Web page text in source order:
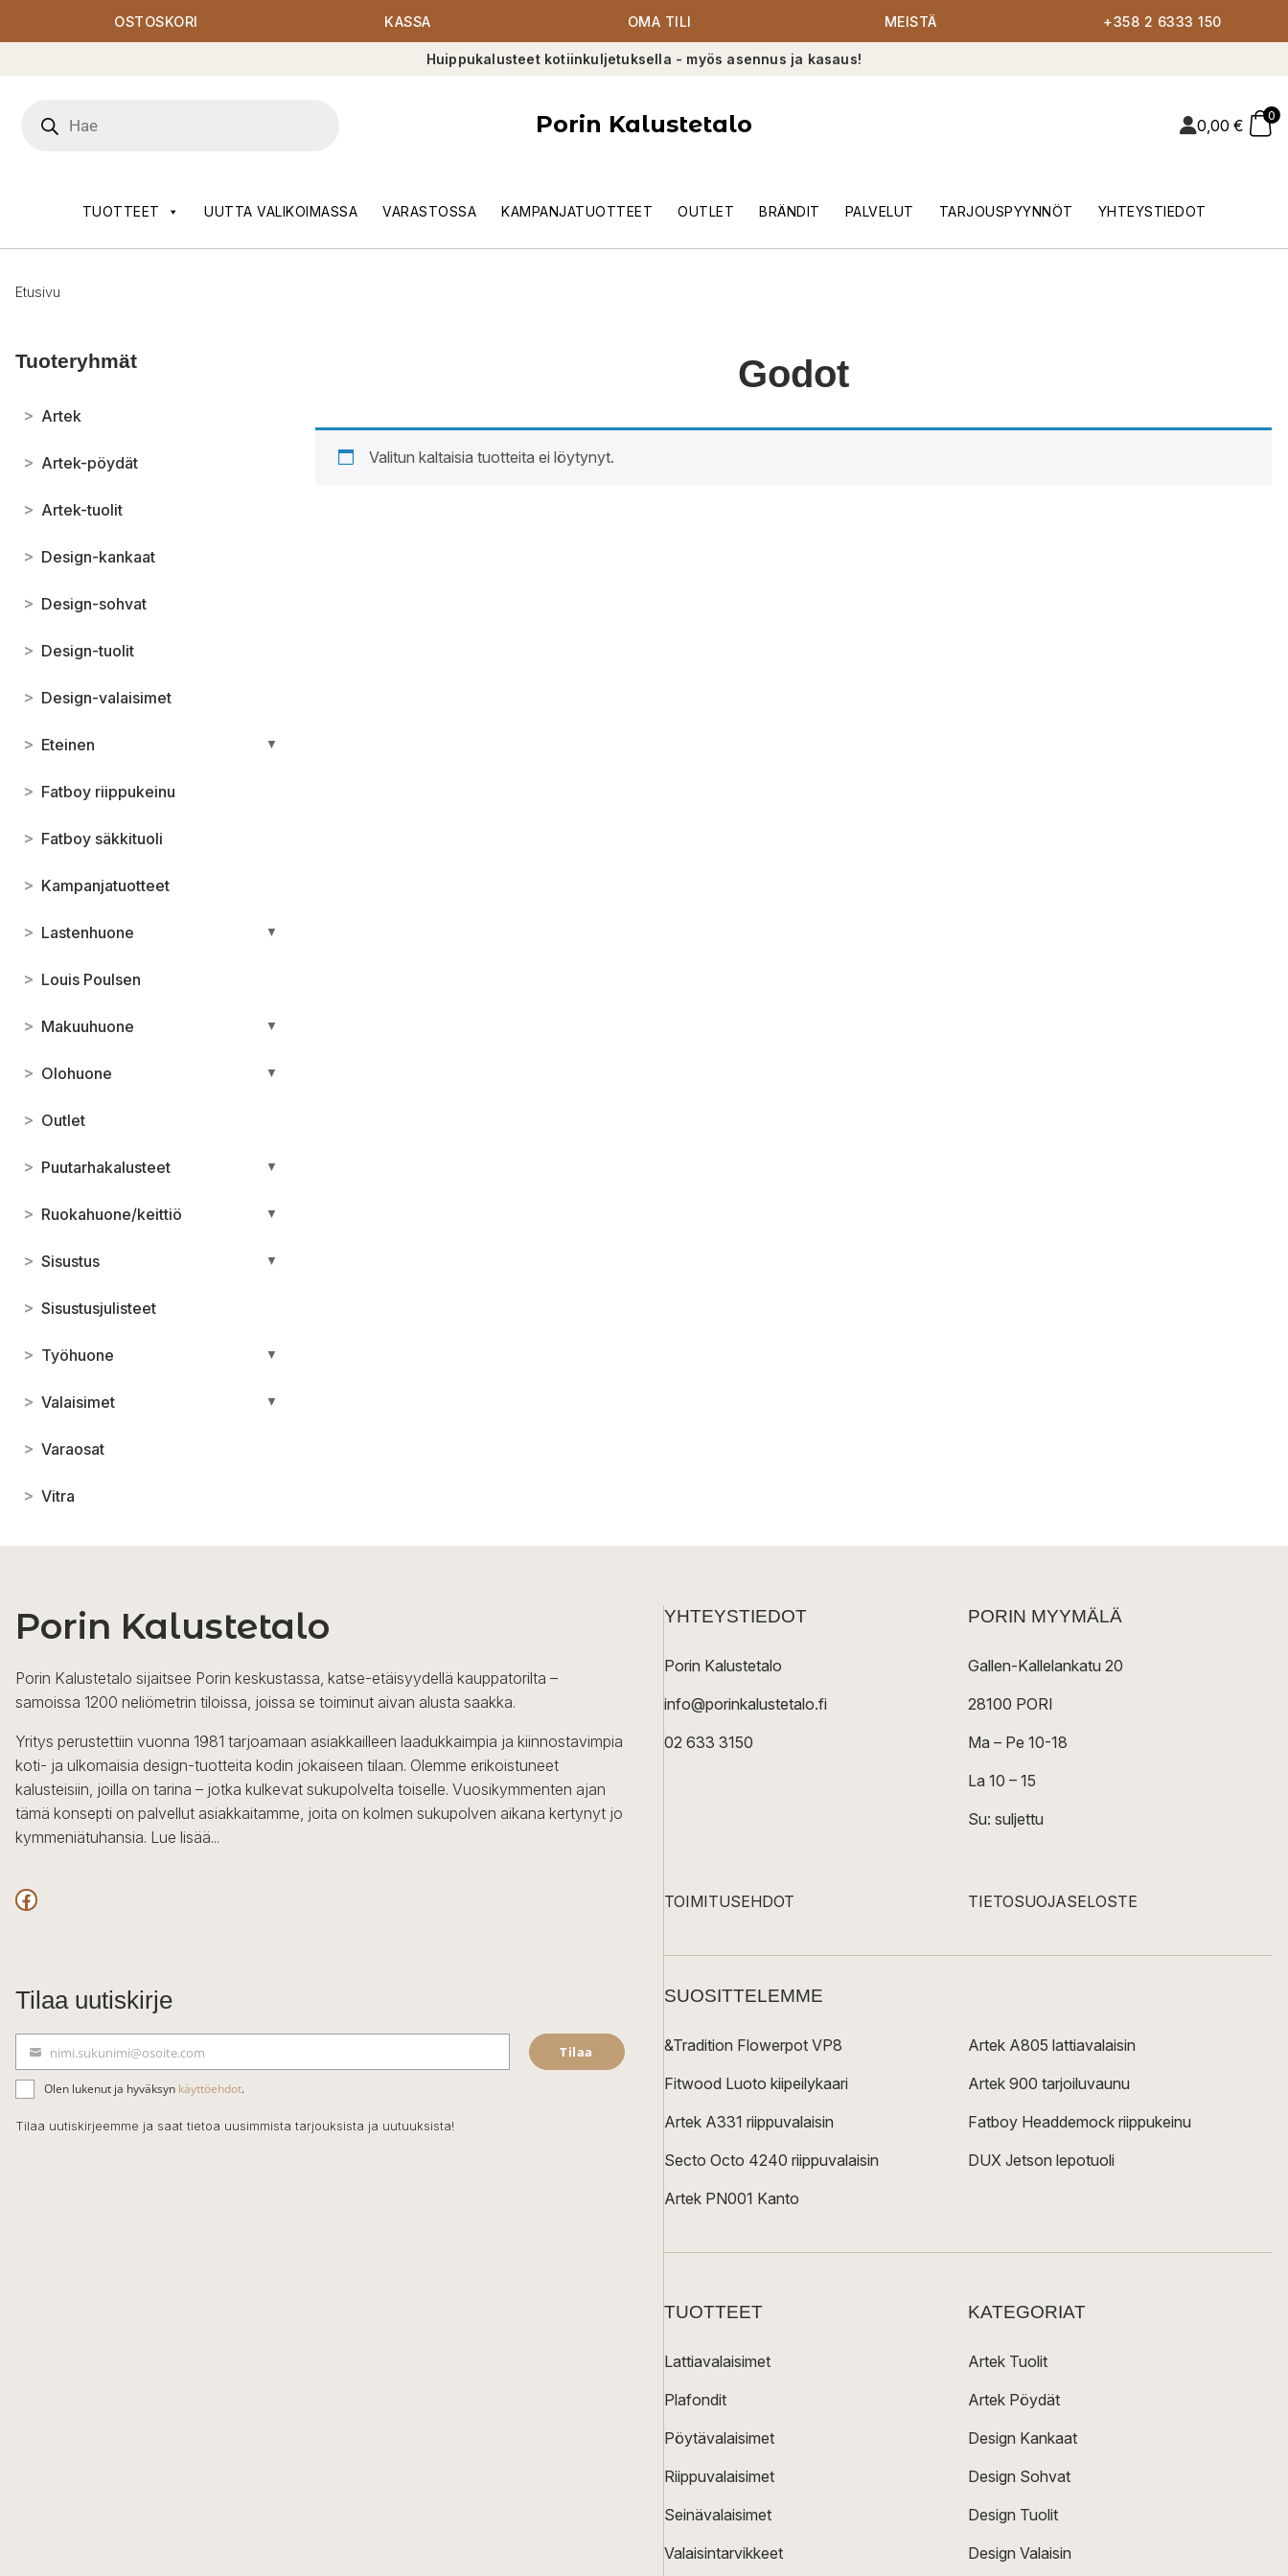
OSTOSKORI KASSA OMA TILI MEISTÄ +358 2 6333 150
Huippukalusteet kotiinkuljetuksella - myös asennus ja kasaus!
search
Porin Kalustetalo 0,00 €
0
TUOTTEET UUTTA VALIKOIMASSA VARASTOSSA KAMPANJATUOTTEET OUTLET BRÄNDIT PALVELUT TARJOUSPYYNNÖT YHTEYSTIEDOT
Etusivu
Tuoteryhmät
> Artek
> Artek-pöydät
> Artek-tuolit
> Design-kankaat
> Design-sohvat
> Design-tuolit
> Design-valaisimet
> Eteinen ▼
> Fatboy riippukeinu
> Fatboy säkkituoli
> Kampanjatuotteet
> Lastenhuone ▼
> Louis Poulsen
> Makuuhuone ▼
> Olohuone ▼
> Outlet
> Puutarhakalusteet ▼
> Ruokahuone/keittiö ▼
> Sisustus ▼
> Sisustusjulisteet
> Työhuone ▼
> Valaisimet ▼
> Varaosat
> Vitra
Godot
Valitun kaltaisia tuotteita ei löytynyt.
Porin Kalustetalo
Porin Kalustetalo sijaitsee Porin keskustassa, katse-etäisyydellä kauppatorilta –
samoissa 1200 neliömetrin tiloissa, joissa se toiminut aivan alusta saakka.
Yritys perustettiin vuonna 1981 tarjoamaan asiakkailleen laadukkaimpia ja kiinnostavimpia
koti- ja ulkomaisia design-tuotteita kodin jokaiseen tilaan. Olemme erikoistuneet
kalusteisiin, joilla on tarina – jotka kulkevat sukupolvelta toiselle. Vuosikymmenten ajan
tämä konsepti on palvellut asiakkaitamme, joita on kolmen sukupolven aikana kertynyt jo
kymmeniätuhansia. Lue lisää...
Facebook
Tilaa uutiskirje
ä
h
k
nimi.sukunimi@osoite.com Tilaa
Olen lukenut ja hyväksyn käyttöehdot.
Tilaa uutiskirjeemme ja saat tietoa uusimmista tarjouksista ja uutuuksista!
YHTEYSTIEDOT
Porin Kalustetalo
info@porinkalustetalo.fi
02 633 3150
PORIN MYYMÄLÄ
Gallen-Kallelankatu 20
28100 PORI
Ma – Pe 10-18
La 10 – 15
Su: suljettu
TOIMITUSEHDOT TIETOSUOJASELOSTE
SUOSITTELEMME
&Tradition Flowerpot VP8
Fitwood Luoto kiipeilykaari
Artek A331 riippuvalaisin
Secto Octo 4240 riippuvalaisin
Artek PN001 Kanto
Artek A805 lattiavalaisin
Artek 900 tarjoiluvaunu
Fatboy Headdemock riippukeinu
DUX Jetson lepotuoli
TUOTTEET
Lattiavalaisimet
Plafondit
Pöytävalaisimet
Riippuvalaisimet
Seinävalaisimet
Valaisintarvikkeet
KATEGORIAT
Artek Tuolit
Artek Pöydät
Design Kankaat
Design Sohvat
Design Tuolit
Design Valaisin